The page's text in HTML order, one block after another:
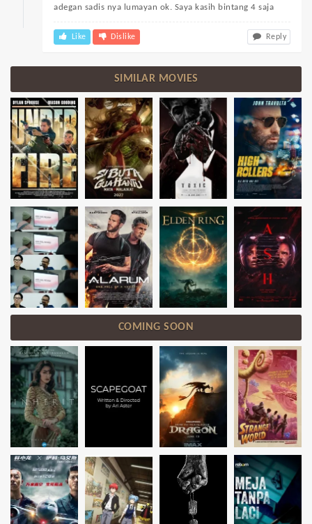
adegan sadis nya lumayan ok. Saya kasih bintang 4 saja
Like Dislike Reply
SIMILAR MOVIES
COMING SOON